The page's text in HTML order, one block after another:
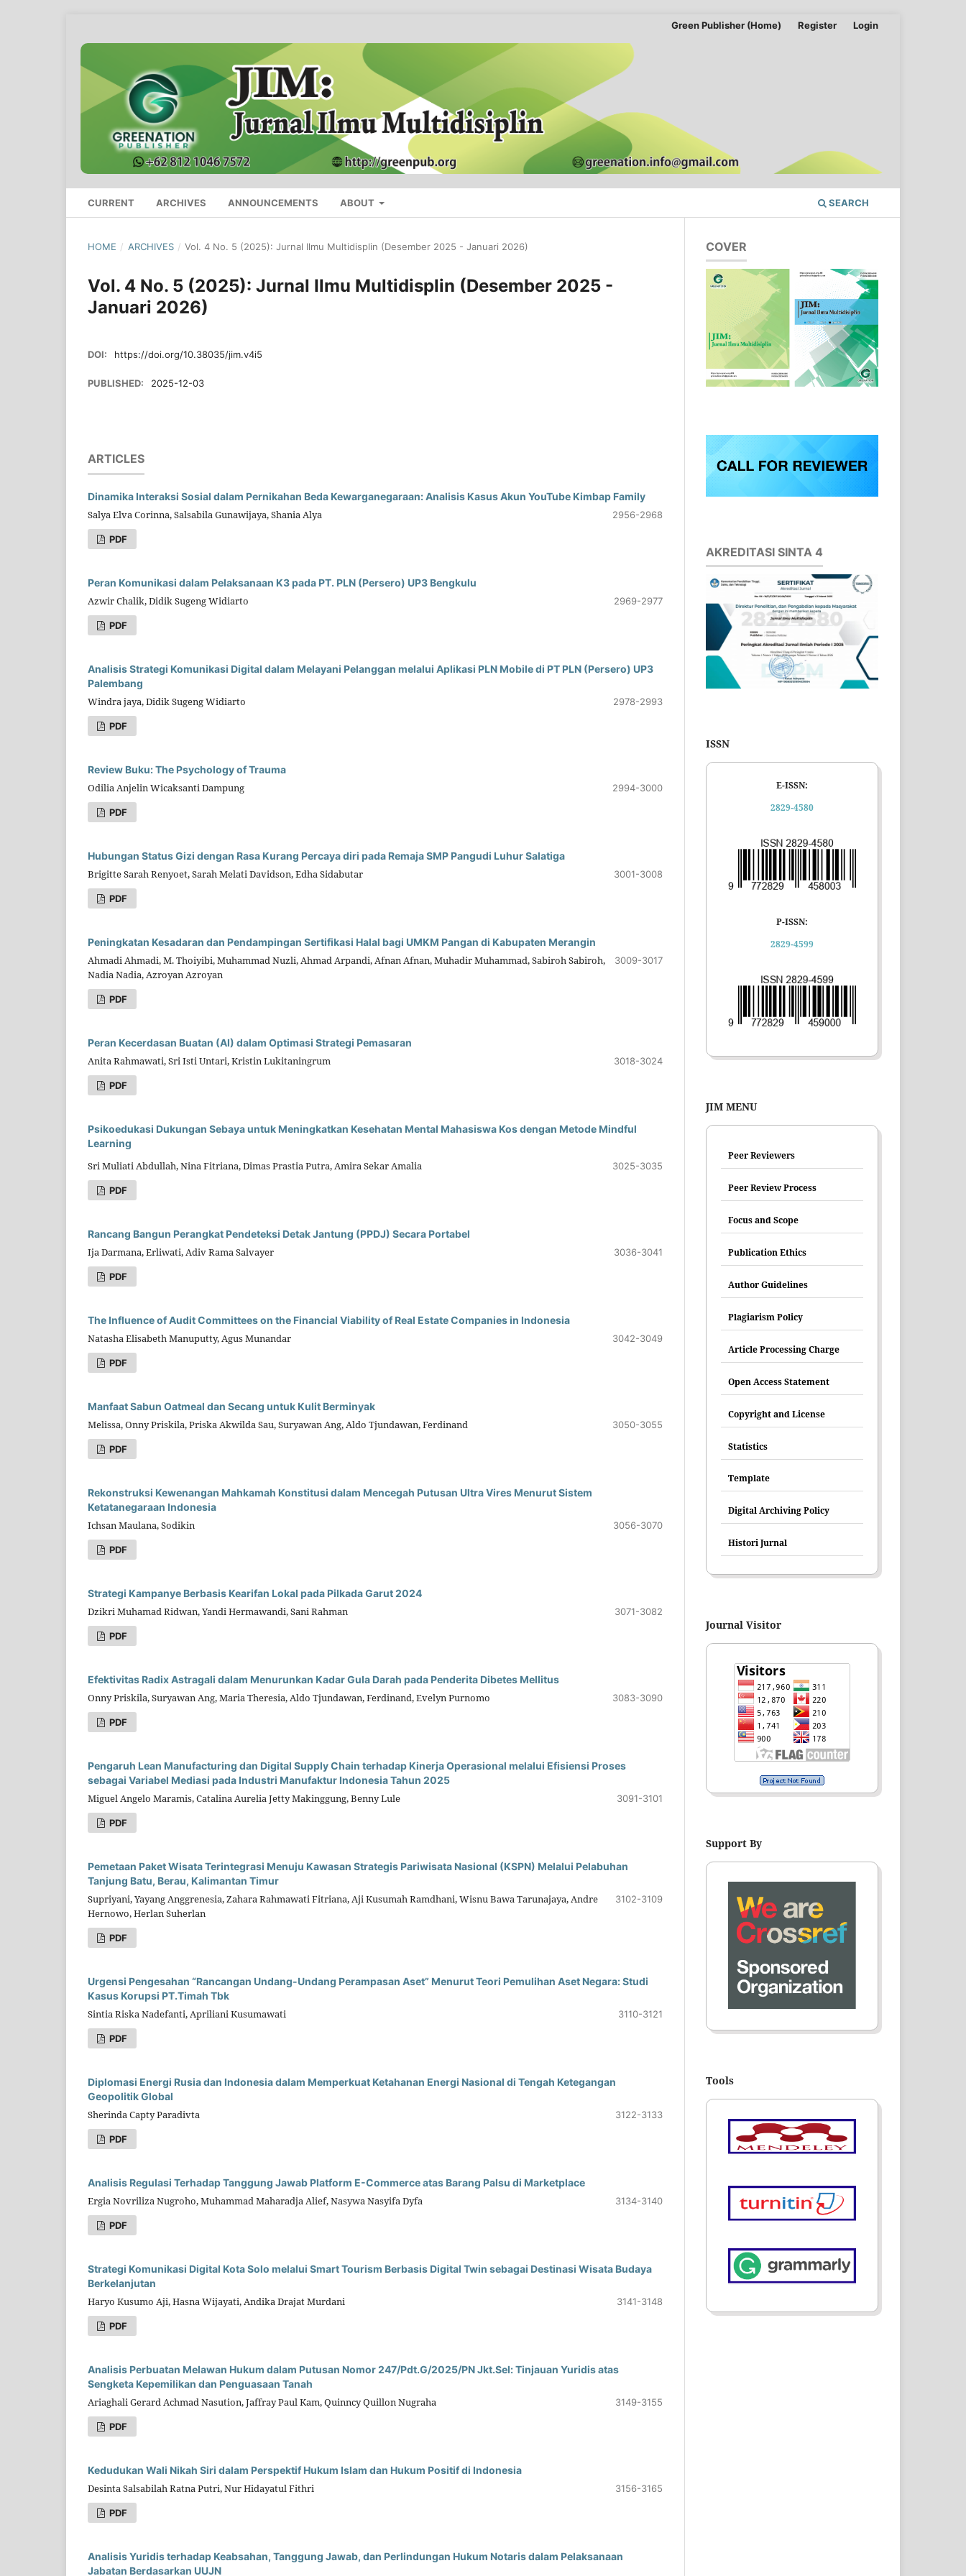
CURRENT ARCHIVES ANNOUNCEMENTS ABOUT SEARCH
Green Publisher (Home) Register Login
HOME / ARCHIVES / Vol. 4 No. 5 (2025): Jurnal Ilmu Multidisplin (Desember 2025 - Januari 2026)
Vol. 4 No. 5 (2025): Jurnal Ilmu Multidisplin (Desember 2025 -
Januari 2026)
DOI: https://doi.org/10.38035/jim.v4i5
PUBLISHED: 2025-12-03
ARTICLES
Dinamika Interaksi Sosial dalam Pernikahan Beda Kewarganegaraan: Analisis Kasus Akun YouTube Kimbap Family
Salya Elva Corinna, Salsabila Gunawijaya, Shania Alya 2956-2968
PDF
Peran Komunikasi dalam Pelaksanaan K3 pada PT. PLN (Persero) UP3 Bengkulu
Azwir Chalik, Didik Sugeng Widiarto 2969-2977
PDF
Analisis Strategi Komunikasi Digital dalam Melayani Pelanggan melalui Aplikasi PLN Mobile di PT PLN (Persero) UP3
Palembang
Windra jaya, Didik Sugeng Widiarto 2978-2993
PDF
Review Buku: The Psychology of Trauma
Odilia Anjelin Wicaksanti Dampung 2994-3000
PDF
Hubungan Status Gizi dengan Rasa Kurang Percaya diri pada Remaja SMP Pangudi Luhur Salatiga
Brigitte Sarah Renyoet, Sarah Melati Davidson, Edha Sidabutar 3001-3008
PDF
Peningkatan Kesadaran dan Pendampingan Sertifikasi Halal bagi UMKM Pangan di Kabupaten Merangin
Ahmadi Ahmadi, M. Thoiyibi, Muhammad Nuzli, Ahmad Arpandi, Afnan Afnan, Muhadir Muhammad, Sabiroh Sabiroh,
Nadia Nadia, Azroyan Azroyan
3009-3017
PDF
Peran Kecerdasan Buatan (AI) dalam Optimasi Strategi Pemasaran
Anita Rahmawati, Sri Isti Untari, Kristin Lukitaningrum 3018-3024
PDF
Psikoedukasi Dukungan Sebaya untuk Meningkatkan Kesehatan Mental Mahasiswa Kos dengan Metode Mindful
Learning
Sri Muliati Abdullah, Nina Fitriana, Dimas Prastia Putra, Amira Sekar Amalia 3025-3035
PDF
Rancang Bangun Perangkat Pendeteksi Detak Jantung (PPDJ) Secara Portabel
Ija Darmana, Erliwati, Adiv Rama Salvayer 3036-3041
PDF
The Influence of Audit Committees on the Financial Viability of Real Estate Companies in Indonesia
Natasha Elisabeth Manuputty, Agus Munandar 3042-3049
PDF
Manfaat Sabun Oatmeal dan Secang untuk Kulit Berminyak
Melissa, Onny Priskila, Priska Akwilda Sau, Suryawan Ang, Aldo Tjundawan, Ferdinand 3050-3055
PDF
Rekonstruksi Kewenangan Mahkamah Konstitusi dalam Mencegah Putusan Ultra Vires Menurut Sistem
Ketatanegaraan Indonesia
Ichsan Maulana, Sodikin 3056-3070
PDF
Strategi Kampanye Berbasis Kearifan Lokal pada Pilkada Garut 2024
Dzikri Muhamad Ridwan, Yandi Hermawandi, Sani Rahman 3071-3082
PDF
Efektivitas Radix Astragali dalam Menurunkan Kadar Gula Darah pada Penderita Dibetes Mellitus
Onny Priskila, Suryawan Ang, Maria Theresia, Aldo Tjundawan, Ferdinand, Evelyn Purnomo 3083-3090
PDF
Pengaruh Lean Manufacturing dan Digital Supply Chain terhadap Kinerja Operasional melalui Efisiensi Proses
sebagai Variabel Mediasi pada Industri Manufaktur Indonesia Tahun 2025
Miguel Angelo Maramis, Catalina Aurelia Jetty Makinggung, Benny Lule 3091-3101
PDF
Pemetaan Paket Wisata Terintegrasi Menuju Kawasan Strategis Pariwisata Nasional (KSPN) Melalui Pelabuhan
Tanjung Batu, Berau, Kalimantan Timur
Supriyani, Yayang Anggrenesia, Zahara Rahmawati Fitriana, Aji Kusumah Ramdhani, Wisnu Bawa Tarunajaya, Andre
Hernowo, Herlan Suherlan
3102-3109
PDF
Urgensi Pengesahan “Rancangan Undang-Undang Perampasan Aset” Menurut Teori Pemulihan Aset Negara: Studi
Kasus Korupsi PT.Timah Tbk
Sintia Riska Nadefanti, Apriliani Kusumawati 3110-3121
PDF
Diplomasi Energi Rusia dan Indonesia dalam Memperkuat Ketahanan Energi Nasional di Tengah Ketegangan
Geopolitik Global
Sherinda Capty Paradivta 3122-3133
PDF
Analisis Regulasi Terhadap Tanggung Jawab Platform E-Commerce atas Barang Palsu di Marketplace
Ergia Novriliza Nugroho, Muhammad Maharadja Alief, Nasywa Nasyifa Dyfa 3134-3140
PDF
Strategi Komunikasi Digital Kota Solo melalui Smart Tourism Berbasis Digital Twin sebagai Destinasi Wisata Budaya
Berkelanjutan
Haryo Kusumo Aji, Hasna Wijayati, Andika Drajat Murdani 3141-3148
PDF
Analisis Perbuatan Melawan Hukum dalam Putusan Nomor 247/Pdt.G/2025/PN Jkt.Sel: Tinjauan Yuridis atas
Sengketa Kepemilikan dan Penguasaan Tanah
Ariaghali Gerard Achmad Nasution, Jaffray Paul Kam, Quinncy Quillon Nugraha 3149-3155
PDF
Kedudukan Wali Nikah Siri dalam Perspektif Hukum Islam dan Hukum Positif di Indonesia
Desinta Salsabilah Ratna Putri, Nur Hidayatul Fithri 3156-3165
PDF
Analisis Yuridis terhadap Keabsahan, Tanggung Jawab, dan Perlindungan Hukum Notaris dalam Pelaksanaan
Jabatan Berdasarkan UUJN
COVER
AKREDITASI SINTA 4
ISSN
E-ISSN:
2829-4580
P-ISSN:
2829-4599
JIM MENU
Peer Reviewers
Peer Review Process
Focus and Scope
Publication Ethics
Author Guidelines
Plagiarism Policy
Article Processing Charge
Open Access Statement
Copyright and License
Statistics
Template
Digital Archiving Policy
Histori Jurnal
Journal Visitor
Support By
Tools